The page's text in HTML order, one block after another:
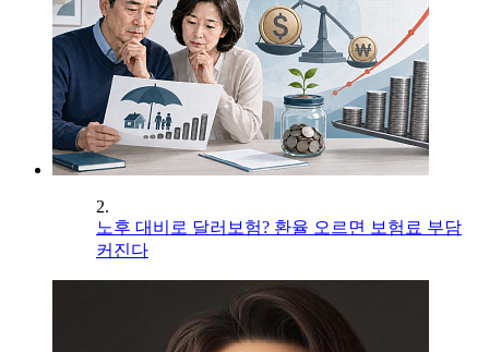
2.
노후 대비로 달러보험? 환율 오르면 보험료 부담
커진다